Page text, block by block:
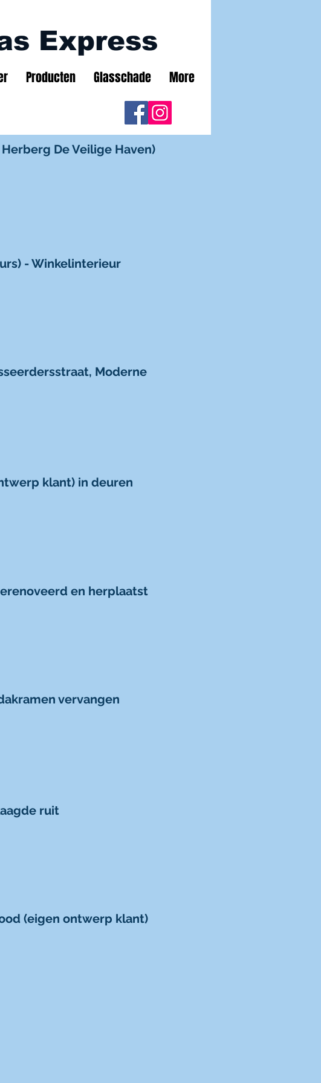
Express
Producten Glasschade More
De Veilige Haven)
- Winkelinterieur
Moderne
klant) in deuren
en herplaatst
vervangen
ruit
(eigen ontwerp klant)